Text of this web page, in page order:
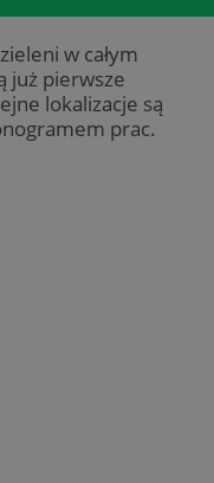
w całym
już pierwsze
lokalizacje są
prac.